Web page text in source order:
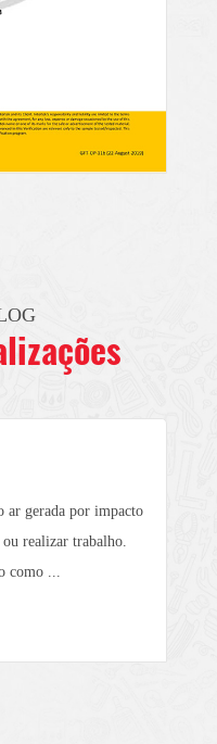
ar gerada por impacto
realizar trabalho.
como ...